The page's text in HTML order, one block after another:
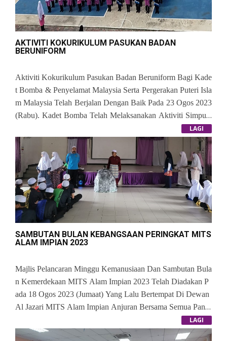
AKTIVITI KOKURIKULUM PASUKAN BADAN
BERUNIFORM
Aktiviti Kokurikulum Pasukan Badan Beruniform Bagi Kade
T Bomba & Penyelamat Malaysia Serta Pergerakan Puteri Isla
M Malaysia Telah Berjalan Dengan Baik Pada 23 Ogos 2023
(Rabu). Kadet Bomba Telah Melaksanakan Aktiviti Simpula
N & Ikatan Tali Manakala PPIM Telah Melaksanakan Aktiviti
Asas Kawad Kaki.
LAGI
SAMBUTAN BULAN KEBANGSAAN PERINGKAT MITS
ALAM IMPIAN 2023
Majlis Pelancaran Minggu Kemanusiaan Dan Sambutan Bula
N Kemerdekaan MITS Alam Impian 2023 Telah Diadakan P
Ada 18 Ogos 2023 (Jumaat) Yang Lalu Bertempat Di Dewan
Al Jazari MITS Alam Impian Anjuran Bersama Semua Paniti
A Di Bawah Bidang Kemanusiaan. Majlis Ini Telah Dirasmik
An Oleh Tuan Pengetua MITS Alam Impian.
LAGI